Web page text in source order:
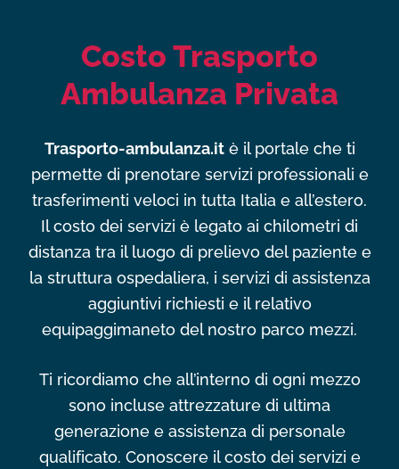
Costo Trasporto
Ambulanza Privata
Trasporto-ambulanza.itè il portale che ti
permette di prenotare servizi professionali e
trasferimenti veloci in tutta Italia e all’estero.
Il costo dei servizi è legato ai chilometri di
distanza tra il luogo di prelievo del paziente e
la struttura ospedaliera, i servizi di assistenza
aggiuntivi richiesti e il relativo
equipaggimaneto del nostro parco mezzi.
Ti ricordiamo che all’interno di ogni mezzo
sono incluse attrezzature di ultima
generazione e assistenza di personale
qualificato. Conoscere il costo dei servizi e